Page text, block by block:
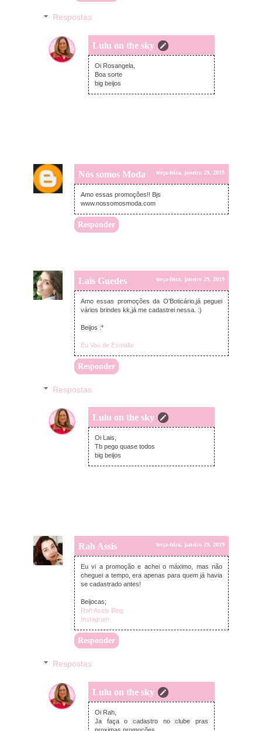
Respostas
Lulu on the sky
terça-feira, janeiro 29, 2019
Oi Rosangela,
Boa sorte
big beijos
Nós somos Moda terça-feira, janeiro 29, 2019
Amo essas promoções!! Bjs
www.nossomosmoda.com
Responder
Lais Guedes terça-feira, janeiro 29, 2019
Amo essas promoções da O'Boticário,já peguei
vários brindes kk,já me cadastrei nessa. :)
Beijos :*
Eu Vou de Esmalte
Responder
Respostas
Lulu on the sky
terça-feira, janeiro 29, 2019
Oi Lais,
Tb pego quase todos
big beijos
Rah Assis terça-feira, janeiro 29, 2019
Eu vi a promoção e achei o máximo, mas não
cheguei a tempo, era apenas para quem já havia
se cadastrado antes!
Beijocas;
Rah Assis Blog
Instagram
Responder
Respostas
Lulu on the sky
terça-feira, janeiro 29, 2019
Oi Rah,
Ja faça o cadastro no clube pras
proximas promoções